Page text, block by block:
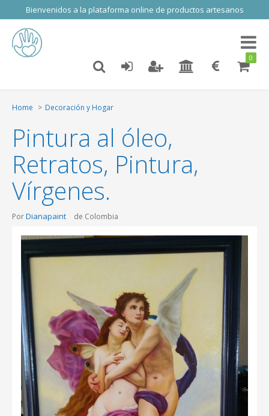
Bienvenidos a la plataforma online de productos artesanos
Toggle
0
Home Decoración y Hogar
Pintura al óleo,
Retratos, Pintura,
Vírgenes.
PorDianapaint de Colombia